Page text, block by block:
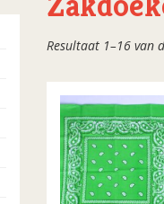
Resultaat 1–16 van